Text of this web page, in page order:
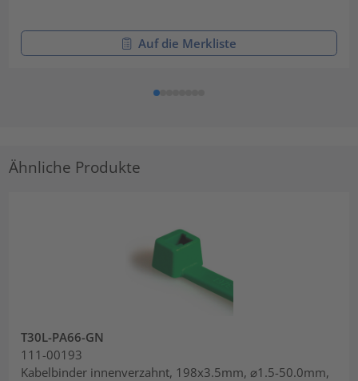
Auf die Merkliste
Ähnliche Produkte
T30L-PA66-GN
111-00193
Kabelbinder innenverzahnt, 198x3.5mm, ⌀1.5-50.0mm,